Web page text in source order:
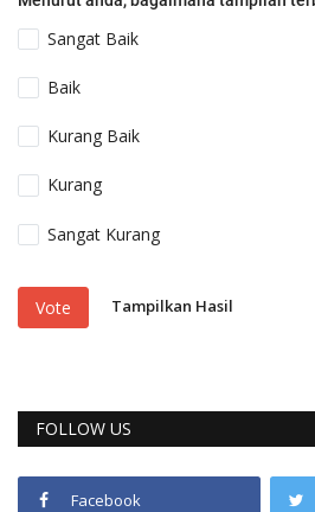
Sangat Baik
Baik
Kurang Baik
Kurang
Sangat Kurang
Vote Tampilkan Hasil
FOLLOW US
Facebook